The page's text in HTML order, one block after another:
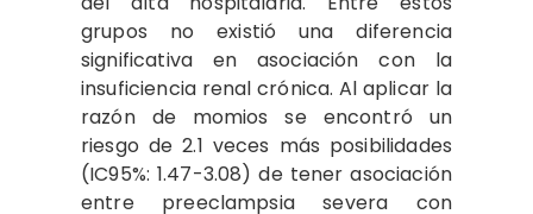
grupos no existió una diferencia
significativa en asociación con la
insuficiencia renal crónica. Al aplicar la
razón de momios se encontró un
riesgo de 2.1 veces más posibilidades
(IC95%: 1.47-3.08) de tener asociación
entre preeclampsia severa con